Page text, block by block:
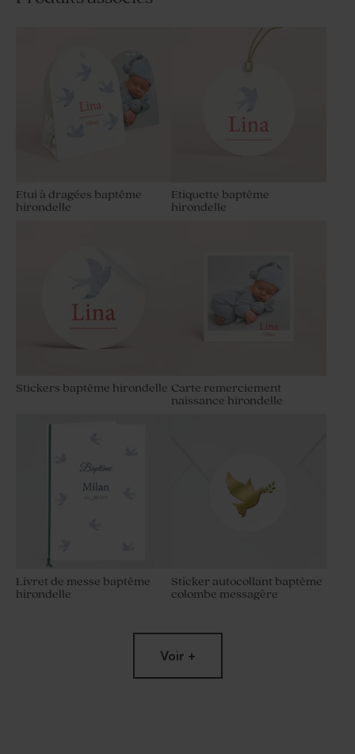
Etui à dragées baptême
hirondelle
Etiquette baptême
hirondelle
Stickers baptême hirondelle Carte remerciement
naissance hirondelle
Livret de messe baptême
hirondelle
Sticker autocollant baptême
colombe messagère
Voir +